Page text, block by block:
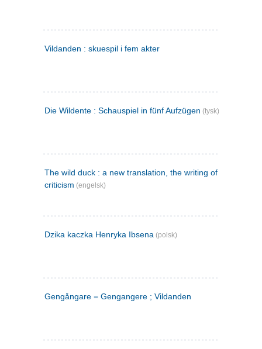
Vildanden : skuespil i fem akter
Die Wildente : Schauspiel in fünf Aufzügen (tysk)
The wild duck : a new translation, the writing of the play,
criticism (engelsk)
Dzika kaczka Henryka Ibsena (polsk)
Gengångare = Gengangere ; Vildanden